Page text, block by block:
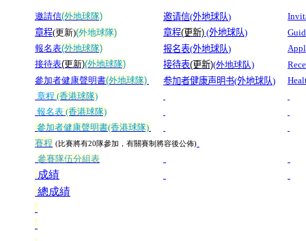
邀請信(外地球隊) 邀请信(外地球队)
章程(更新)(外地球隊) 章程(更新) (外地球队)
報名表(外地球隊) 报名表(外地球队)
接待表(更新)(外地球隊) 接待表(更新)(外地球队)
參加者健康聲明書(外地球隊) 参加者健康声明书(外地球队)
章程 (香港球隊)
報名表 (香港球隊)
參加者健康聲明書(香港球隊)
賽程 (比賽將有20隊參加，有關賽制將容後公佈)
參賽隊伍分組表
成績
總成績